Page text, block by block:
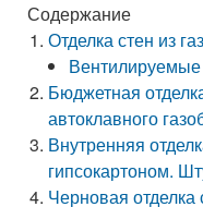
Содержание
Отделка стен из
Бюджетная
автоклавного
Внутренняя
гипсокартоном.
Черновая отделка